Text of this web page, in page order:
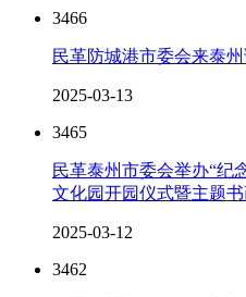
3466
民革防城港市委会来泰
2025-03-13
3465
民革泰州市委会举办“纪
文化园开园仪式暨主题
2025-03-12
3462